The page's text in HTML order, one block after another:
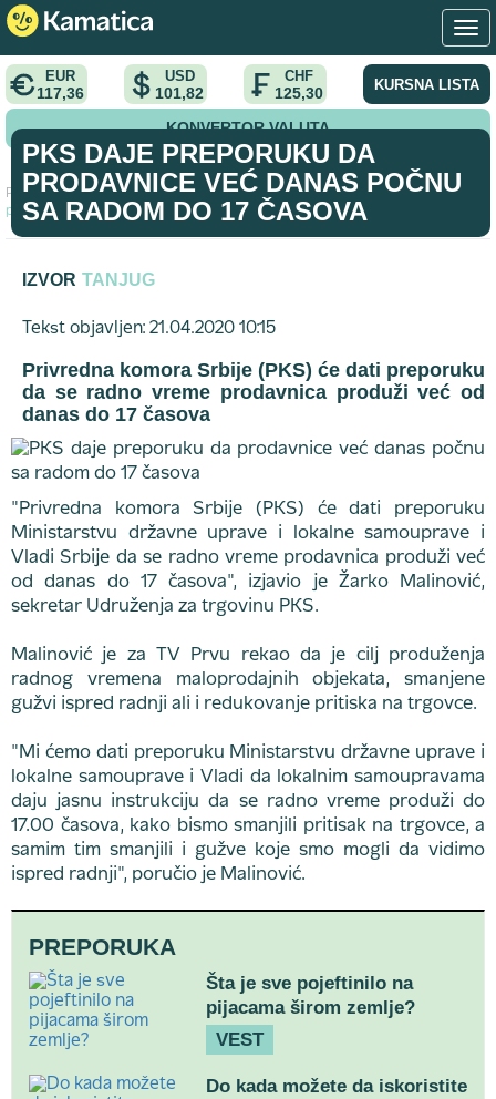
EUR
117,36
USD
101,82
CHF
125,30 KURSNA LISTA
KONVERTOR VALUTA
Početna > vest >
PKS daje preporuku da prodavnice već danas
počnu sa radom do 17 časova
PKS DAJE PREPORUKU DA
PRODAVNICE VEĆ DANAS POČNU
SA RADOM DO 17 ČASOVA
IZVOR TANJUG
Tekst objavljen: 21.04.2020 10:15
Privredna komora Srbije (PKS) će dati preporuku
da se radno vreme prodavnica produži već od
danas do 17 časova
"Privredna komora Srbije (PKS) će dati preporuku
Ministarstvu državne uprave i lokalne samouprave i
Vladi Srbije da se radno vreme prodavnica produži već
od danas do 17 časova", izjavio je Žarko Malinović,
sekretar Udruženja za trgovinu PKS.
Malinović je za TV Prvu rekao da je cilj produženja
radnog vremena maloprodajnih objekata, smanjene
gužvi ispred radnji ali i redukovanje pritiska na trgovce.
"Mi ćemo dati preporuku Ministarstvu državne uprave i
lokalne samouprave i Vladi da lokalnim samoupravama
daju jasnu instrukciju da se radno vreme produži do
17.00 časova, kako bismo smanjili pritisak na trgovce, a
samim tim smanjili i gužve koje smo mogli da vidimo
ispred radnji", poručio je Malinović.
PREPORUKA
Šta je sve pojeftinilo na
pijacama širom zemlje?
VEST
Do kada možete da iskoristite